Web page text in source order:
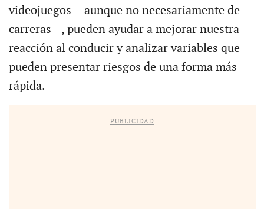
videojuegos —aunque no necesariamente de
carreras—, pueden ayudar a mejorar nuestra
reacción al conducir y analizar variables que
pueden presentar riesgos de una forma más
rápida.
PUBLICIDAD